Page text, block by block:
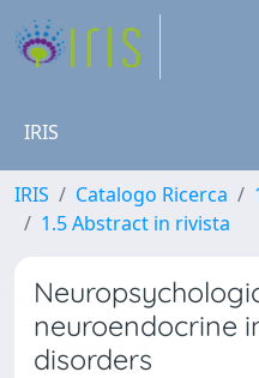
IRIS
IRIS Catalogo Ricerca
1.5 Abstract in rivista
neuroendocrine
disorders